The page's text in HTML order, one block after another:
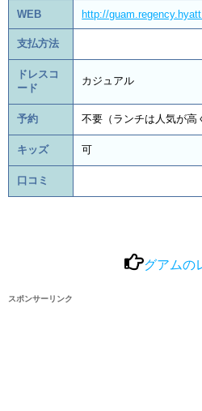
WEB http://
支払方法
ドレスコ
ード
カジュアル
予約 不要（ランチは人気が高
キッズ 可
口コミ
グアムの
スポンサーリンク